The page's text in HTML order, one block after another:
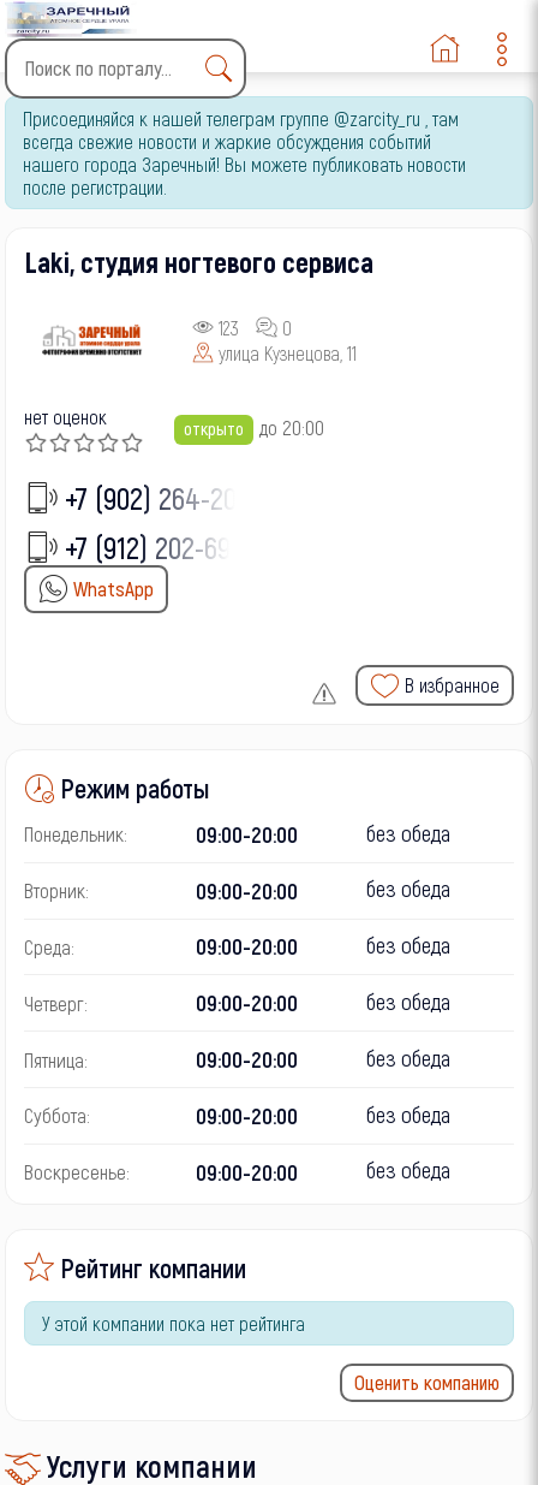
Type 2 or more characters
for results.
Присоединяйся к нашей телеграм группе @zarcity_ru , там
всегда свежие новости и жаркие обсуждения событий
нашего города Заречный! Вы можете публиковать новости
после регистрации.
Laki, студия ногтевого сервиса
123
0
улица Кузнецова, 11
нет оценок открыто до 20:00
+7 (902) 264-20-
+7 (912) 202-69-
WhatsApp
В избранное
Режим работы
Понедельник: 09:00-20:00 без обеда
Вторник: 09:00-20:00 без обеда
Среда: 09:00-20:00 без обеда
Четверг: 09:00-20:00 без обеда
Пятница: 09:00-20:00 без обеда
Суббота: 09:00-20:00 без обеда
Воскресенье: 09:00-20:00 без обеда
Рейтинг компании
У этой компании пока нет рейтинга
Оценить компанию
Услуги компании